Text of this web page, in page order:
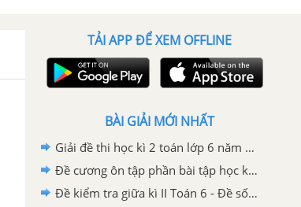
TẢI APP ĐỂ XEM OFFLINE
BÀI GIẢI MỚI NHẤT
Giải đề thi học kì 2 toán lớp 6 năm 2020 - 2021 trường Archimeches
Đề cương ôn tập phần bài tập học kì 2 toán 6
Đề kiểm tra giữa kì II Toán 6 - Đề số 1 có lời giải chi tiết